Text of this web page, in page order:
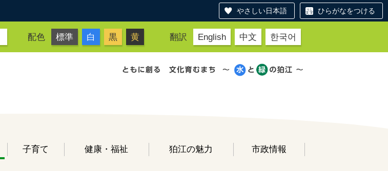
やさしい日本語 ひらがなをつける
配色 標準 白 黒 黄 翻訳 English 中文 한국어
子育て 健康・福祉 狛江の魅力 市政情報